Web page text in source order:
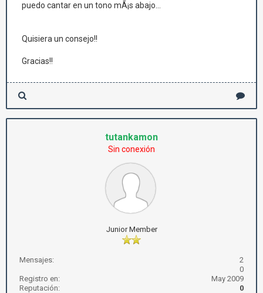
puedo cantar en un tono mÃ¡s abajo...
Quisiera un consejo!!
Gracias!!
tutankamon
Sin conexión
Junior Member
Mensajes:
2
0
Registro en:
May 2009
Reputación:
0